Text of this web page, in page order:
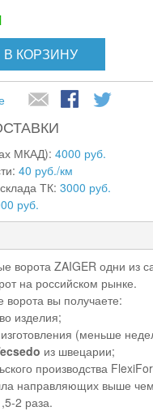
В КОРЗИНУ
МКАД): 4000 руб.
40 руб./км
ТК: 3000 руб.
руб.
ворота ZAIGER одни из
на российском рынке.
вы получаете:
изделия;
(меньше
из швецарии;
производства
направляющих выше
2 раза.